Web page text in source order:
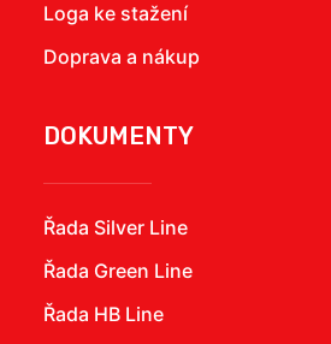
Loga ke stažení
Doprava a nákup
DOKUMENTY
Řada Silver Line
Řada Green Line
Řada HB Line